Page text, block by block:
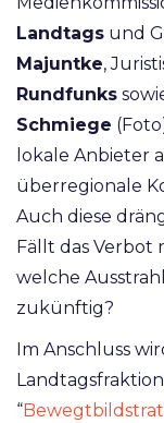
Landtags und
Majuntke,
Rundfunks
Schmiege
lokale Anbieter
überregionale
Auch diese
Fällt das Verbot
welche
zukünftig?
Im Anschluss
Landtagsfraktion
“